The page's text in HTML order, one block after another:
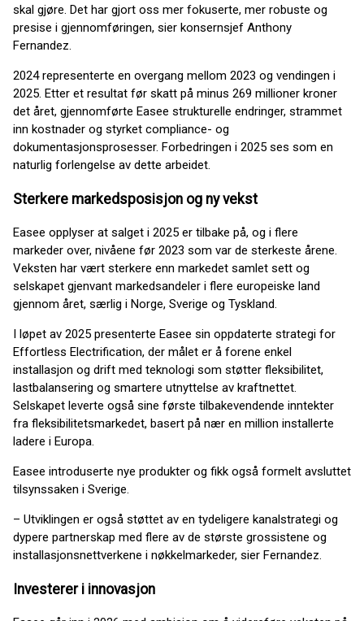
skal gjøre. Det har gjort oss mer fokuserte, mer robuste og
presise i gjennomføringen, sier konsernsjef Anthony
Fernandez.
2024 representerte en overgang mellom 2023 og vendingen i
2025. Etter et resultat før skatt på minus 269 millioner kroner
det året, gjennomførte Easee strukturelle endringer, strammet
inn kostnader og styrket compliance- og
dokumentasjonsprosesser. Forbedringen i 2025 ses som en
naturlig forlengelse av dette arbeidet.
Sterkere markedsposisjon og ny vekst
Easee opplyser at salget i 2025 er tilbake på, og i flere
markeder over, nivåene før 2023 som var de sterkeste årene.
Veksten har vært sterkere enn markedet samlet sett og
selskapet gjenvant markedsandeler i flere europeiske land
gjennom året, særlig i Norge, Sverige og Tyskland.
I løpet av 2025 presenterte Easee sin oppdaterte strategi for
Effortless Electrification, der målet er å forene enkel
installasjon og drift med teknologi som støtter fleksibilitet,
lastbalansering og smartere utnyttelse av kraftnettet.
Selskapet leverte også sine første tilbakevendende inntekter
fra fleksibilitetsmarkedet, basert på nær en million installerte
ladere i Europa.
Easee introduserte nye produkter og fikk også formelt avsluttet
tilsynssaken i Sverige.
– Utviklingen er også støttet av en tydeligere kanalstrategi og
dypere partnerskap med flere av de største grossistene og
installasjonsnettverkene i nøkkelmarkeder, sier Fernandez.
Investerer i innovasjon